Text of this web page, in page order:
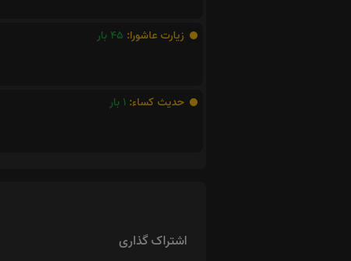
زیارت عاشورا: 45 بار
حدیث کساء: 1 بار
اشتراک گذاری